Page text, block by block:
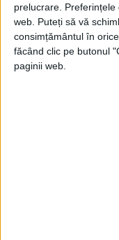
prelucrare.
web. Puteți să vă
consimțământul în
făcând clic pe butonul
paginii web.
conform
când avea
oameni, îi
interogatoriu.